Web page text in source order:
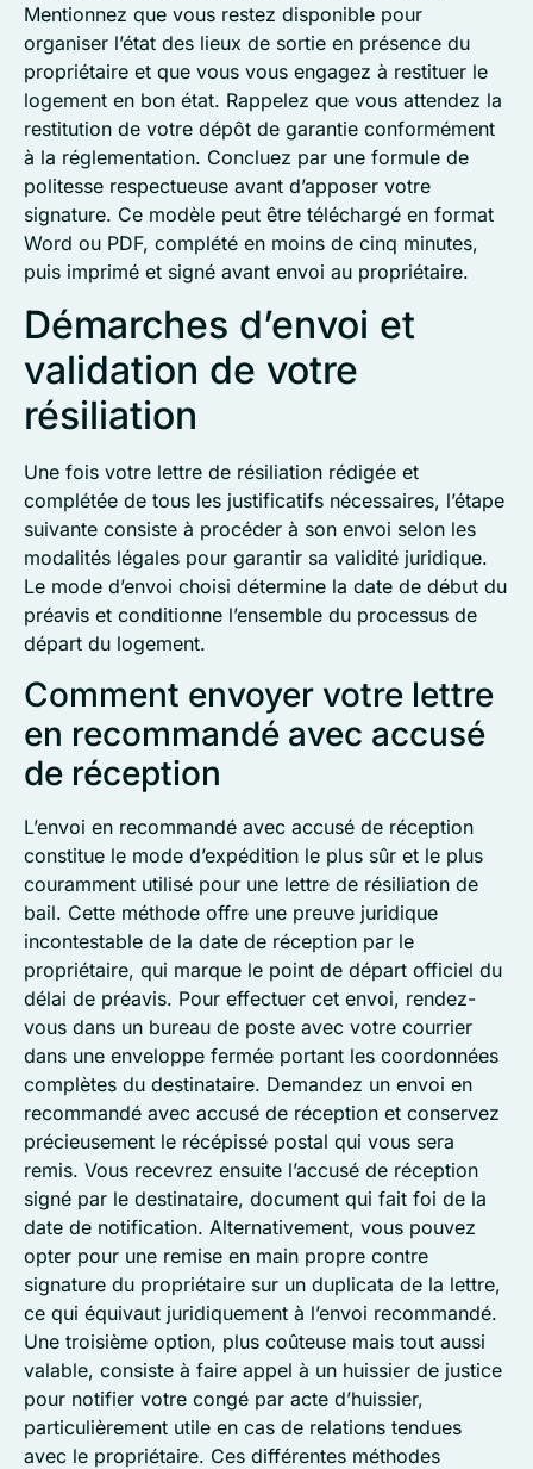
Mentionnez que vous restez disponible pour
organiser l’état des lieux de sortie en présence du
propriétaire et que vous vous engagez à restituer le
logement en bon état. Rappelez que vous attendez la
restitution de votre dépôt de garantie conformément
à la réglementation. Concluez par une formule de
politesse respectueuse avant d’apposer votre
signature. Ce modèle peut être téléchargé en format
Word ou PDF, complété en moins de cinq minutes,
puis imprimé et signé avant envoi au propriétaire.
Démarches d’envoi et
validation de votre
résiliation
Une fois votre lettre de résiliation rédigée et
complétée de tous les justificatifs nécessaires, l’étape
suivante consiste à procéder à son envoi selon les
modalités légales pour garantir sa validité juridique.
Le mode d’envoi choisi détermine la date de début du
préavis et conditionne l’ensemble du processus de
départ du logement.
Comment envoyer votre lettre
en recommandé avec accusé
de réception
L’envoi en recommandé avec accusé de réception
constitue le mode d’expédition le plus sûr et le plus
couramment utilisé pour une lettre de résiliation de
bail. Cette méthode offre une preuve juridique
incontestable de la date de réception par le
propriétaire, qui marque le point de départ officiel du
délai de préavis. Pour effectuer cet envoi, rendez-
vous dans un bureau de poste avec votre courrier
dans une enveloppe fermée portant les coordonnées
complètes du destinataire. Demandez un envoi en
recommandé avec accusé de réception et conservez
précieusement le récépissé postal qui vous sera
remis. Vous recevrez ensuite l’accusé de réception
signé par le destinataire, document qui fait foi de la
date de notification. Alternativement, vous pouvez
opter pour une remise en main propre contre
signature du propriétaire sur un duplicata de la lettre,
ce qui équivaut juridiquement à l’envoi recommandé.
Une troisième option, plus coûteuse mais tout aussi
valable, consiste à faire appel à un huissier de justice
pour notifier votre congé par acte d’huissier,
particulièrement utile en cas de relations tendues
avec le propriétaire. Ces différentes méthodes